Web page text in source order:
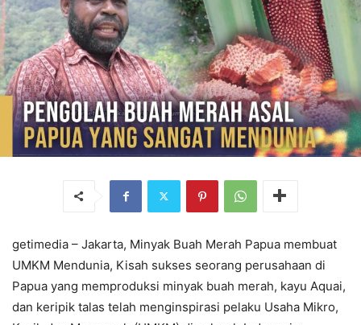
getimedia – Jakarta, Minyak Buah Merah Papua membuat
UMKM Mendunia, Kisah sukses seorang perusahaan di
Papua yang memproduksi minyak buah merah, kayu Aquai,
dan keripik talas telah menginspirasi pelaku Usaha Mikro,